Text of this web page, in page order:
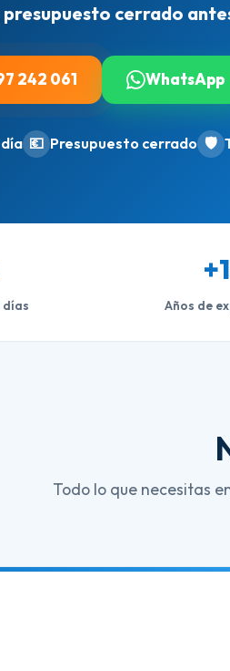
presupuesto cerrado
242 061 WhatsApp
💶 Presupuesto cerrado 🛡️
días Años de
Todo lo que necesitas